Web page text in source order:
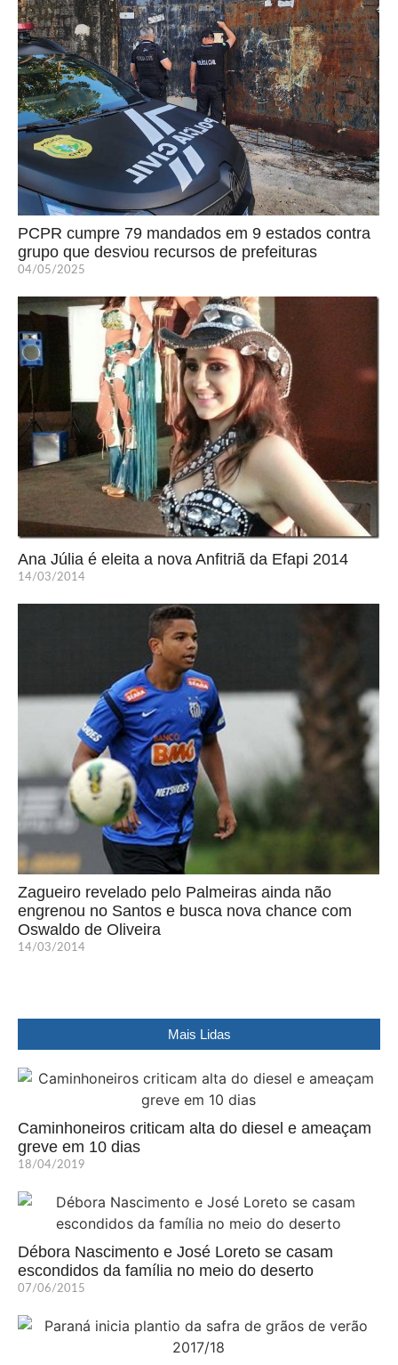
PCPR cumpre 79 mandados em 9 estados contra
grupo que desviou recursos de prefeituras
04/05/2025
Ana Júlia é eleita a nova Anfitriã da Efapi 2014
14/03/2014
Zagueiro revelado pelo Palmeiras ainda não
engrenou no Santos e busca nova chance com
Oswaldo de Oliveira
14/03/2014
Mais Lidas
Caminhoneiros criticam alta do diesel e ameaçam
greve em 10 dias
18/04/2019
Débora Nascimento e José Loreto se casam
escondidos da família no meio do deserto
07/06/2015